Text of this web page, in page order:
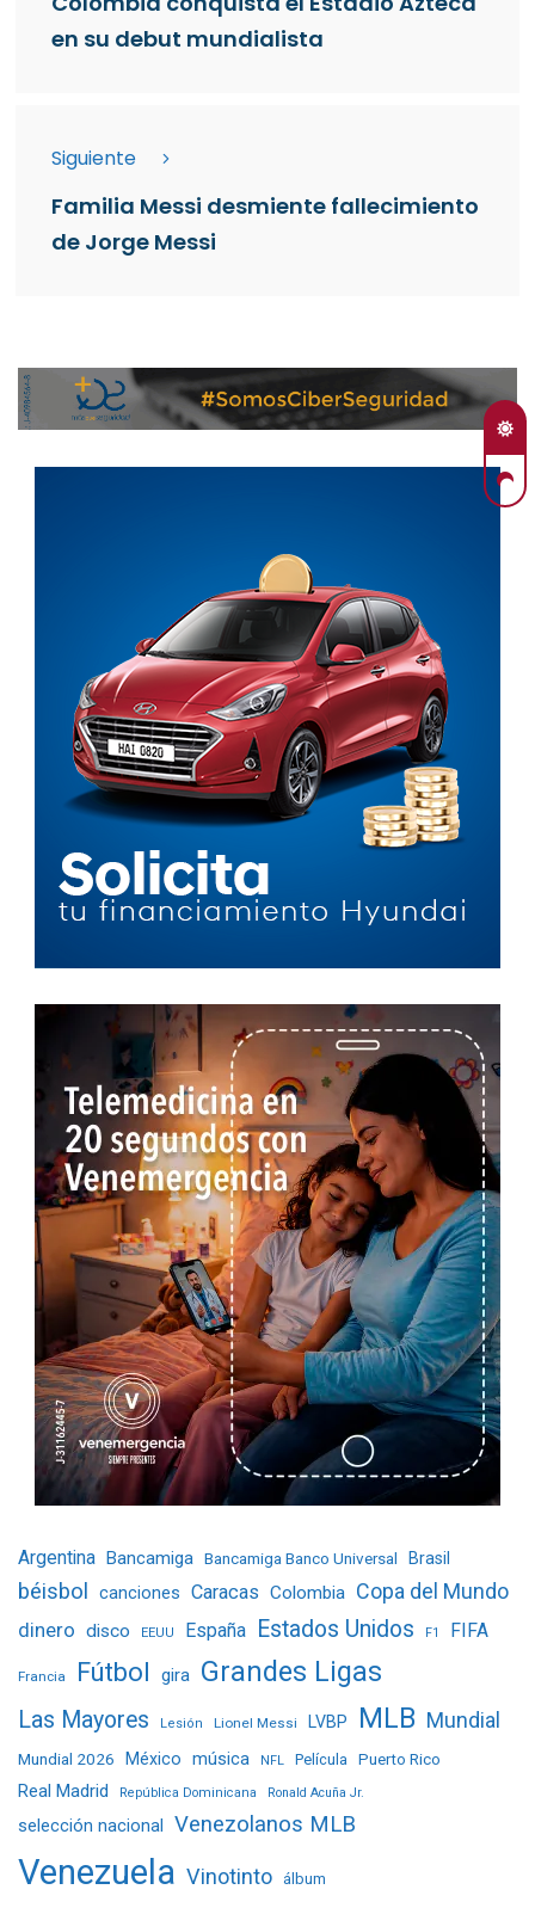
en su debut mundialista
Siguiente
Familia Messi desmiente fallecimiento
de Jorge Messi
Argentina Bancamiga Bancamiga Banco Universal Brasil
béisbol canciones Caracas Colombia Copa del Mundo
dinero disco EEUU España Estados Unidos F1 FIFA
Francia Fútbol gira Grandes Ligas
Las Mayores Lesión Lionel Messi LVBP MLB Mundial
Mundial 2026 México música NFL Película Puerto Rico
Real Madrid República Dominicana Ronald Acuña Jr.
selección nacional Venezolanos MLB
Venezuela Vinotinto álbum